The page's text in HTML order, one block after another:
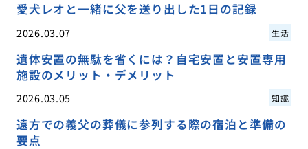
愛犬レオと一緒に父を送り出した1日の記録
2026.03.07 生活
遺体安置の無駄を省くには？自宅安置と安置専用
施設のメリット・デメリット
2026.03.05 知識
遠方での義父の葬儀に参列する際の宿泊と準備の
要点